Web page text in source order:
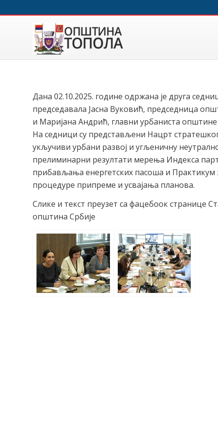
Дана 02.10.2025. године одржана је друга
председавала Јасна Вуковић, председница
и Маријана Андрић, главни урбаниста
На седници су представљени Нацрт
укључиви урбани развој и угљеничну
прелиминарни резултати мерења Индекса
прибављања енергетских пасоша и
процедуре припреме и усвајања планова.
Слике и текст преузет са фацебоок странице
општина Србије